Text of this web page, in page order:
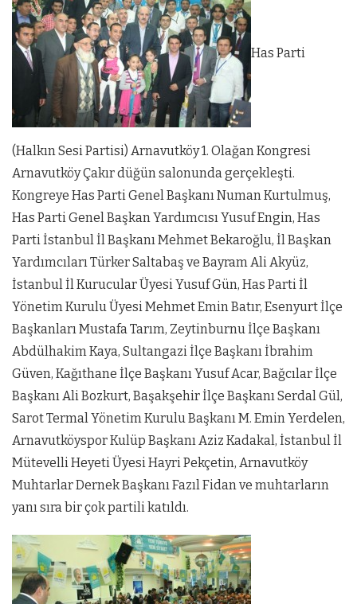
Has Parti
(Halkın Sesi Partisi) Arnavutköy 1. Olağan Kongresi
Arnavutköy Çakır düğün salonunda gerçekleşti.
Kongreye Has Parti Genel Başkanı Numan Kurtulmuş,
Has Parti Genel Başkan Yardımcısı Yusuf Engin, Has
Parti İstanbul İl Başkanı Mehmet Bekaroğlu, İl Başkan
Yardımcıları Türker Saltabaş ve Bayram Ali Akyüz,
İstanbul İl Kurucular Üyesi Yusuf Gün, Has Parti İl
Yönetim Kurulu Üyesi Mehmet Emin Batır, Esenyurt İlçe
Başkanları Mustafa Tarım, Zeytinburnu İlçe Başkanı
Abdülhakim Kaya, Sultangazi İlçe Başkanı İbrahim
Güven, Kağıthane İlçe Başkanı Yusuf Acar, Bağcılar İlçe
Başkanı Ali Bozkurt, Başakşehir İlçe Başkanı Serdal Gül,
Sarot Termal Yönetim Kurulu Başkanı M. Emin Yerdelen,
Arnavutköyspor Kulüp Başkanı Aziz Kadakal, İstanbul İl
Mütevelli Heyeti Üyesi Hayri Pekçetin, Arnavutköy
Muhtarlar Dernek Başkanı Fazıl Fidan ve muhtarların
yanı sıra bir çok partili katıldı.